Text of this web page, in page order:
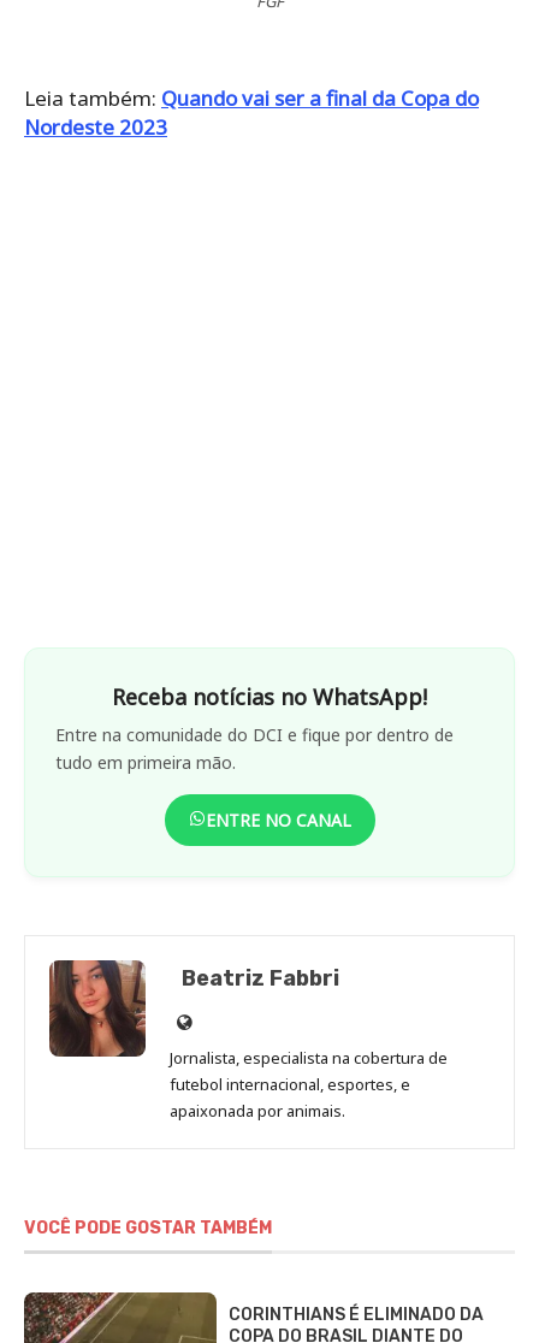
Leia também: Quando vai ser a final da Copa do
Nordeste 2023
Receba notícias no WhatsApp!
Entre na comunidade do DCI e fique por dentro de
tudo em primeira mão.
ENTRE NO CANAL
Beatriz Fabbri
Site
de
Beatriz
Fabbri
Jornalista, especialista na cobertura de
futebol internacional, esportes, e
apaixonada por animais.
VOCÊ PODE GOSTAR TAMBÉM
CORINTHIANS É ELIMINADO DA
COPA DO BRASIL DIANTE DO